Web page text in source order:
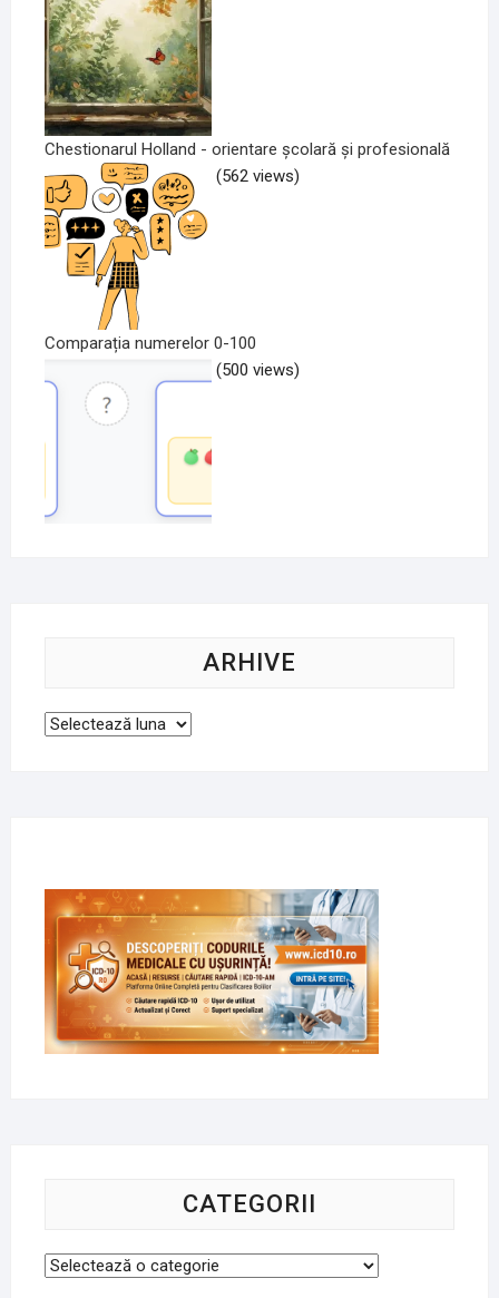
Chestionarul Holland - orientare școlară și profesională
(562 views)
Comparația numerelor 0-100
(500 views)
ARHIVE
Arhive
CATEGORII
Categorii